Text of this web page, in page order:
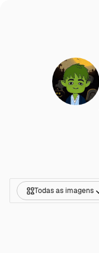
Todas as imagens